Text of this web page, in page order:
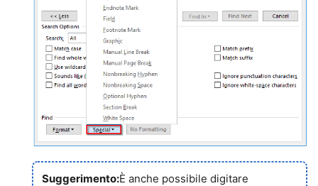
Suggerimento:È anche possibile digitare